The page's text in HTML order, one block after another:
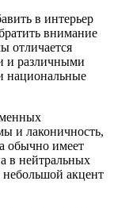
в интерьер
внимание
отличается
и различными
национальные
и лаконичность,
обычно имеет
в нейтральных
небольшой акцент